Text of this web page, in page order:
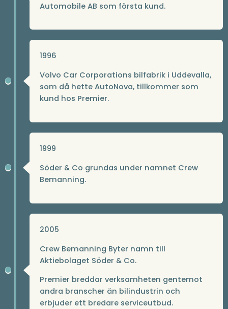
Automobile AB som första kund.
1996
Volvo Car Corporations bilfabrik i Uddevalla,
som då hette AutoNova, tillkommer som
kund hos Premier.
1999
Söder & Co grundas under namnet Crew
Bemanning.
2005
Crew Bemanning Byter namn till
Aktiebolaget Söder & Co.
Premier breddar verksamheten gentemot
andra branscher än bilindustrin och
erbjuder ett bredare serviceutbud.